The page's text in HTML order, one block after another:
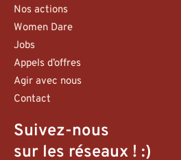
Nos actions
Women Dare
Jobs
Appels d’offres
Agir avec nous
Contact
Suivez-nous
sur les réseaux ! :)